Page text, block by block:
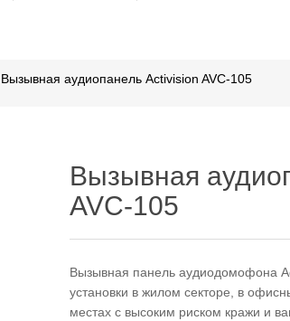
Вызывная аудиопанель Activision AVC-105
Вызывная
AVC-105
Вызывная панель аудиодомофона
установки в жилом секторе, в
местах с высоким риском кражи и